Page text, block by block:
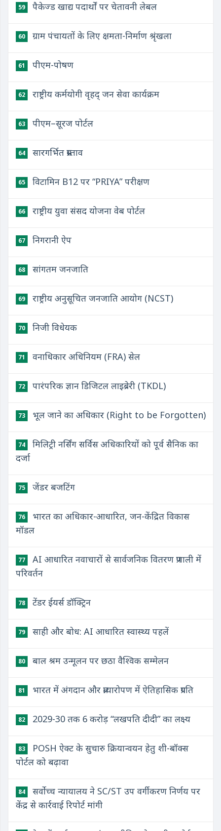
59 पैकेज्ड खाद्य पदार्थों पर चेतावनी लेबल
60 ग्राम पंचायतों के लिए क्षमता-निर्माण श्रृंखला
61 पीएम-पोषण
62 राष्ट्रीय कर्मयोगी वृहद् जन सेवा कार्यक्रम
63 पीएम–सूरज पोर्टल
64 सारगर्भित प्रस्ताव
65 विटामिन B12 पर “PRIYA” परीक्षण
66 राष्ट्रीय युवा संसद योजना वेब पोर्टल
67 निगरानी ऐप
68 सांगतम जनजाति
69 राष्ट्रीय अनुसूचित जनजाति आयोग (NCST)
70 निजी विधेयक
71 वनाधिकार अधिनियम (FRA) सेल
72 पारंपरिक ज्ञान डिजिटल लाइब्रेरी (TKDL)
73 भूल जाने का अधिकार (Right to be Forgotten)
74
मिलिट्री नर्सिंग सर्विस अधिकारियों को पूर्व सैनिक का
दर्जा
75 जेंडर बजटिंग
76
भारत का अधिकार-आधारित, जन-केंद्रित विकास
मॉडल
77
AI आधारित नवाचारों से सार्वजनिक वितरण प्रणाली में
परिवर्तन
78 टेंडर ईयर्स डॉक्ट्रिन
79 साही और बोध: AI आधारित स्वास्थ्य पहलें
80 बाल श्रम उन्मूलन पर छठा वैश्विक सम्मेलन
81 भारत में अंगदान और प्रत्यारोपण में ऐतिहासिक प्रगति
82 2029-30 तक 6 करोड़ “लखपति दीदी” का लक्ष्य
83
POSH ऐक्ट के सुचारु क्रियान्वयन हेतु शी-बॉक्स
पोर्टल को बढ़ावा
84
सर्वोच्च न्यायालय ने SC/ST उप वर्गीकरण निर्णय पर
केंद्र से कार्रवाई रिपोर्ट मांगी